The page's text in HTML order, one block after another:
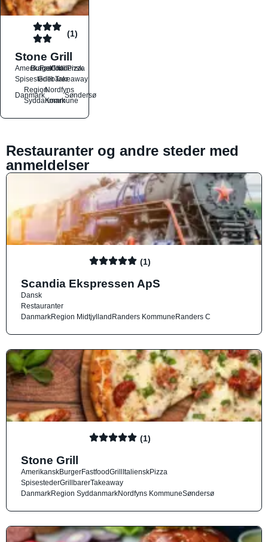
(1)
Stone Grill
Amerikansk
Burger
Fastfood
Grill
Italiensk
Pizza
SpisestederGrillbarerTakeaway
Danmark
Region
Syddanmark
Nordfyns
Kommune
Søndersø
Restauranter og andre steder med
anmeldelser
(1)
Scandia Ekspressen ApS
Dansk
Restauranter
DanmarkRegion MidtjyllandRanders KommuneRanders C
(1)
Stone Grill
AmerikanskBurgerFastfoodGrillItalienskPizza
SpisestederGrillbarerTakeaway
DanmarkRegion SyddanmarkNordfyns KommuneSøndersø